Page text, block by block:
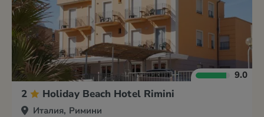
9.0
2 Holiday Beach Hotel Rimini
Италия, Римини